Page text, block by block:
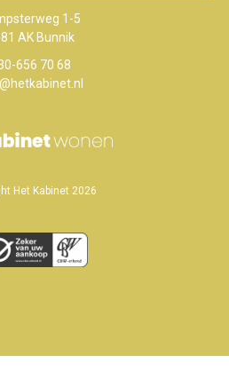
1-5
AK Bunnik
656 70 68
Het Kabinet 2026